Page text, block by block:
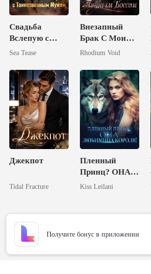
Свадьба
Вслепую с
Таинственным
Sea Tease
Внезапный
Брак С Моим
Тайным
Rhodium Void
Джекпот
Tidal Fracture
Пленный
Принц? ОНА –
Любимица
Kiss Leilani
Получите бонус в приложении